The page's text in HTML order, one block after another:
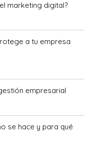
marketing digital?
a tu empresa
empresarial
se hace y para qué